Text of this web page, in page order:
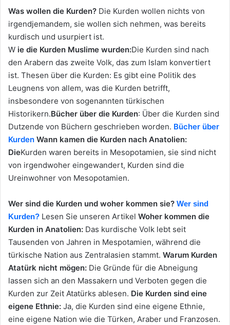
Was wollen die Kurden? Die Kurden wollen nichts von
irgendjemandem, sie wollen sich nehmen, was bereits
kurdisch und usurpiert ist.
W ie die Kurden Muslime wurden:Die Kurden sind nach
den Arabern das zweite Volk, das zum Islam konvertiert
ist. Thesen über die Kurden: Es gibt eine Politik des
Leugnens von allem, was die Kurden betrifft,
insbesondere von sogenannten türkischen
Historikern.Bücher über die Kurden: Über die Kurden sind
Dutzende von Büchern geschrieben worden. Bücher über
Kurden Wann kamen die Kurden nach Anatolien:
DieKurden waren bereits in Mesopotamien, sie sind nicht
von irgendwoher eingewandert, Kurden sind die
Ureinwohner von Mesopotamien.
Wer sind die Kurden und woher kommen sie? Wer sind
Kurden? Lesen Sie unseren Artikel Woher kommen die
Kurden in Anatolien: Das kurdische Volk lebt seit
Tausenden von Jahren in Mespotamien, während die
türkische Nation aus Zentralasien stammt. Warum Kurden
Atatürk nicht mögen: Die Gründe für die Abneigung
lassen sich an den Massakern und Verboten gegen die
Kurden zur Zeit Atatürks ablesen. Die Kurden sind eine
eigene Ethnie: Ja, die Kurden sind eine eigene Ethnie,
eine eigene Nation wie die Türken, Araber und Franzosen.